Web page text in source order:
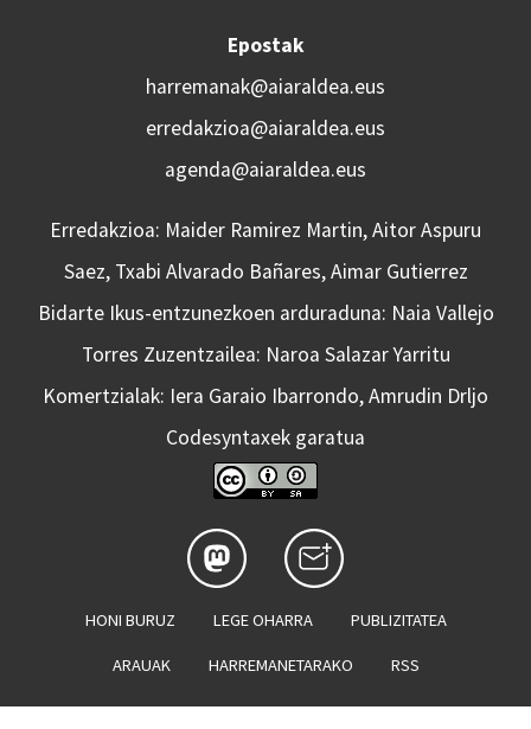
Epostak
harremanak@aiaraldea.eus
erredakzioa@aiaraldea.eus
agenda@aiaraldea.eus
Erredakzioa: Maider Ramirez Martin, Aitor Aspuru
Saez, Txabi Alvarado Bañares, Aimar Gutierrez
Bidarte Ikus-entzunezkoen arduraduna: Naia Vallejo
Torres Zuzentzailea: Naroa Salazar Yarritu
Komertzialak: Iera Garaio Ibarrondo, Amrudin Drljo
Codesyntaxek garatua
HONI BURUZ LEGE OHARRA PUBLIZITATEA
ARAUAK HARREMANETARAKO RSS